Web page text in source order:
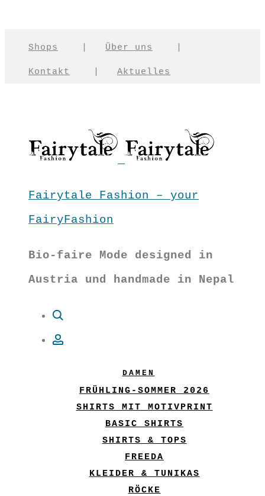
Shops Über uns
Kontakt Aktuelles
Fairytale Fashion – your
FairyFashion
Bio-faire Mode designed in
Austria und handmade in Nepal
DAMEN
FRÜHLING-SOMMER 2026
SHIRTS MIT MOTIVPRINT
BASIC SHIRTS
SHIRTS & TOPS
FREEDA
KLEIDER & TUNIKAS
RÖCKE